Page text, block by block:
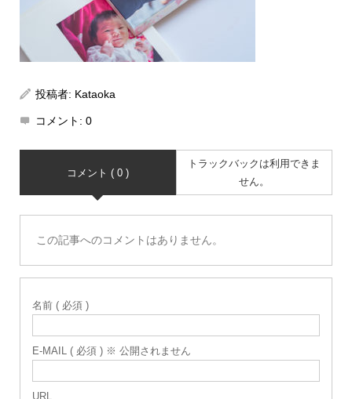
投稿者: Kataoka
コメント: 0
コメント ( 0 )
トラックバックは利用できま
せん。
この記事へのコメントはありません。
名前 ( 必須 )
E-MAIL ( 必須 ) ※ 公開されません
URL